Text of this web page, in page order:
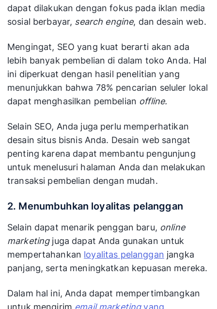
dapat dilakukan dengan fokus pada iklan media
sosial berbayar, search engine, dan desain web.
Mengingat, SEO yang kuat berarti akan ada
lebih banyak pembelian di dalam toko Anda. Hal
ini diperkuat dengan hasil penelitian yang
menunjukkan bahwa 78% pencarian seluler lokal
dapat menghasilkan pembelian offline.
Selain SEO, Anda juga perlu memperhatikan
desain situs bisnis Anda. Desain web sangat
penting karena dapat membantu pengunjung
untuk menelusuri halaman Anda dan melakukan
transaksi pembelian dengan mudah.
2. Menumbuhkan loyalitas pelanggan
Selain dapat menarik penggan baru, online
marketing juga dapat Anda gunakan untuk
mempertahankan loyalitas pelanggan jangka
panjang, serta meningkatkan kepuasan mereka.
Dalam hal ini, Anda dapat mempertimbangkan
untuk mengirim email marketingyang